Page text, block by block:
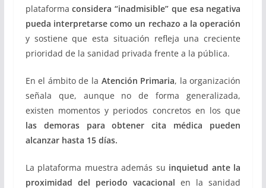
plataformaconsidera “inadmisible” que esa negativa
pueda interpretarse como un rechazo a la operación
y sostiene que esta situación refleja una creciente
prioridad de la sanidad privada frente a la pública.
En el ámbito de la Atención Primaria, la organización
señala que, aunque no de forma generalizada,
existen momentos y periodos concretos en los que
las demoras para obtener cita médica pueden
alcanzar hasta 15 días.
La plataforma muestra además su inquietud ante la
proximidad del periodo vacacional en la sanidad